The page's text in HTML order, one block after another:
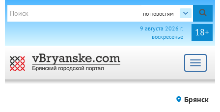
по новостям
18+
9 августа 2026 г.
воскресенье
Toggle
Брянск